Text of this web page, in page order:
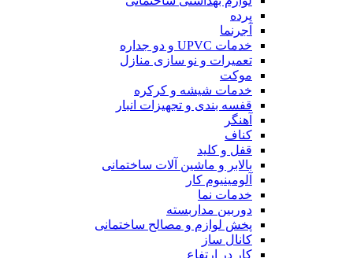
پرده
آجرنما
خدمات UPVC و دو جداره
تعمیرات و نو سازی منازل
موکت
خدمات شیشه و کرکره
قفسه بندی و تجهیزات انبار
آهنگر
کناف
قفل و کلید
بالابر و ماشین آلات ساختمانی
آلومینیوم کار
خدمات نما
دوربین مداربسته
پخش لوازم و مصالح ساختمانی
کانال ساز
کار در ارتفاع